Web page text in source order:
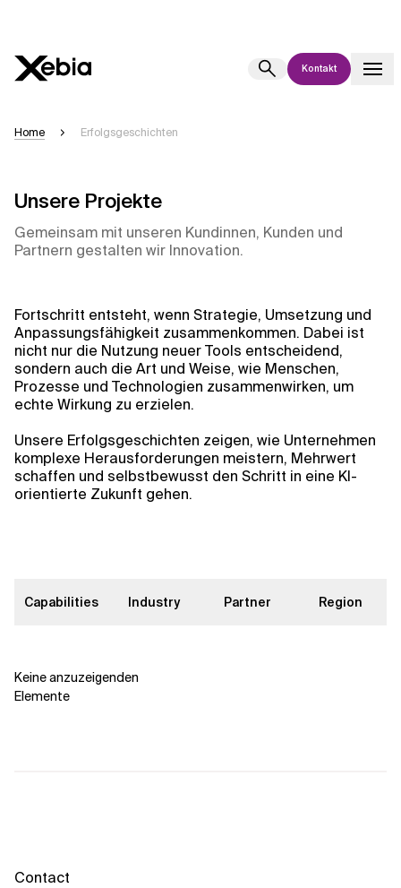
Kontakt
generiert werden, können einige Sekunden dauern. Wir streben nach
Genauigkeit, aber gelegentlich können Fehler auftreten.
Bitte überprüfen Sie wichtige Informationen, bevor Sie
Entscheidungen treffen oder kontaktieren Sie uns
Kontextdateien
Home Erfolgsgeschichten
Unsere Projekte
Gemeinsam mit unseren Kundinnen, Kunden und
Partnern gestalten wir Innovation.
Fortschritt entsteht, wenn Strategie, Umsetzung und
Anpassungsfähigkeit zusammenkommen. Dabei ist
nicht nur die Nutzung neuer Tools entscheidend,
sondern auch die Art und Weise, wie Menschen,
Prozesse und Technologien zusammenwirken, um
echte Wirkung zu erzielen.
Unsere Erfolgsgeschichten zeigen, wie Unternehmen
komplexe Herausforderungen meistern, Mehrwert
schaffen und selbstbewusst den Schritt in eine KI-
orientierte Zukunft gehen.
Capabilities Industry Partner Region
Keine anzuzeigenden
Elemente
Contact